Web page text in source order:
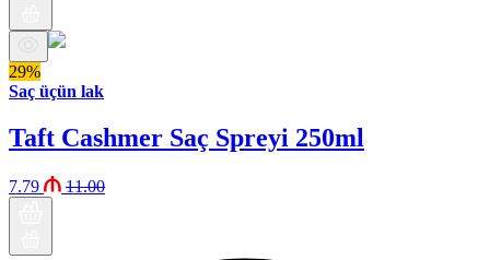
29%
Saç üçün lak
Taft Cashmer Saç Spreyi 250ml
7.79 11.00